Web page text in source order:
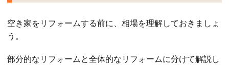
空き家をリフォームする前に、相場を理解しておきましょ
う。
部分的なリフォームと全体的なリフォームに分けて解説し